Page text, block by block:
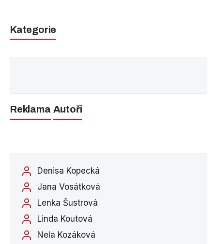
Kategorie
Reklama Autoři
Denisa Kopecká
Jana Vosátková
Lenka Šustrová
Linda Koutová
Nela Kozáková